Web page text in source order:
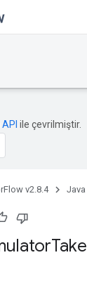
ile çevrilmiştir.
v2.8.4 Java
Take